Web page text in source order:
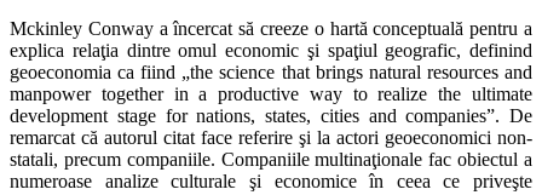
Mckinley Conway a încercat să creeze o hartă conceptuală pentru a
explica relaţia dintre omul economic şi spaţiul geografic, definind
geoeconomia ca fiind „the science that brings natural resources and
manpower together in a productive way to realize the ultimate
development stage for nations, states, cities and companies”. De
remarcat că autorul citat face referire şi la actori geoeconomici non-
statali, precum companiile. Companiile multinaţionale fac obiectul a
numeroase analize culturale şi economice în ceea ce priveşte